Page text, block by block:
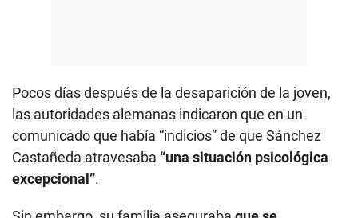
Pocos días después de la desaparición de la joven,
las autoridades alemanas indicaron que en un
comunicado que había “indicios” de que Sánchez
Castañeda atravesaba “una situación psicológica
excepcional”.